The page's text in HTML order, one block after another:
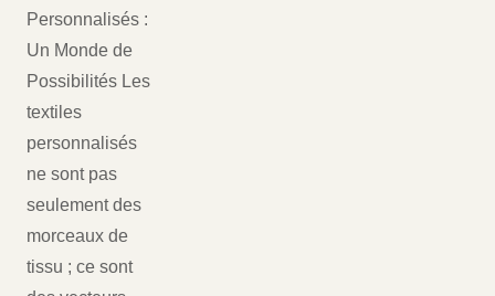
Personnalisés :
Un Monde de
Possibilités Les
textiles
personnalisés
ne sont pas
seulement des
morceaux de
tissu ; ce sont